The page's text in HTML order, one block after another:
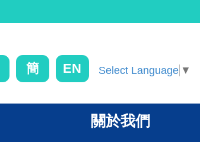
簡 EN Select Language ▼
關於我們